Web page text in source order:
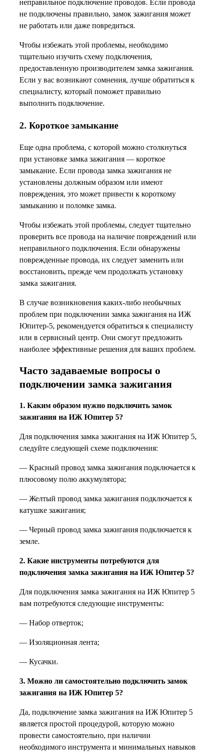
неправильное подключение проводов. Если провода
не подключены правильно, замок зажигания может
не работать или даже повредиться.
Чтобы избежать этой проблемы, необходимо
тщательно изучить схему подключения,
предоставленную производителем замка зажигания.
Если у вас возникают сомнения, лучше обратиться к
специалисту, который поможет правильно
выполнить подключение.
2. Короткое замыкание
Еще одна проблема, с которой можно столкнуться
при установке замка зажигания — короткое
замыкание. Если провода замка зажигания не
установлены должным образом или имеют
повреждения, это может привести к короткому
замыканию и поломке замка.
Чтобы избежать этой проблемы, следует тщательно
проверить все провода на наличие повреждений или
неправильного подключения. Если обнаружены
поврежденные провода, их следует заменить или
восстановить, прежде чем продолжать установку
замка зажигания.
В случае возникновения каких-либо необычных
проблем при подключении замка зажигания на ИЖ
Юпитер-5, рекомендуется обратиться к специалисту
или в сервисный центр. Они смогут предложить
наиболее эффективные решения для ваших проблем.
Часто задаваемые вопросы о
подключении замка зажигания
1. Каким образом нужно подключить замок
зажигания на ИЖ Юпитер 5?
Для подключения замка зажигания на ИЖ Юпитер 5,
следуйте следующей схеме подключения:
— Красный провод замка зажигания подключается к
плюсовому полю аккумулятора;
— Желтый провод замка зажигания подключается к
катушке зажигания;
— Черный провод замка зажигания подключается к
земле.
2. Какие инструменты потребуются для
подключения замка зажигания на ИЖ Юпитер 5?
Для подключения замка зажигания на ИЖ Юпитер 5
вам потребуются следующие инструменты:
— Набор отверток;
— Изоляционная лента;
— Кусачки.
3. Можно ли самостоятельно подключить замок
зажигания на ИЖ Юпитер 5?
Да, подключение замка зажигания на ИЖ Юпитер 5
является простой процедурой, которую можно
провести самостоятельно, при наличии
необходимого инструмента и минимальных навыков